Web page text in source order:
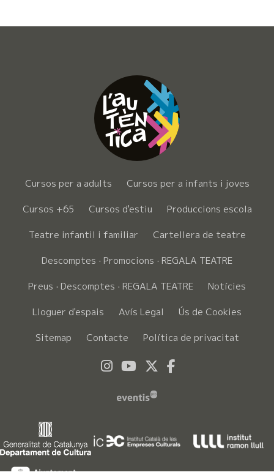
Cursos per a adults
Cursos per a infants i joves
Cursos +65
Cursos d'estiu
Produccions escola
Teatre infantil i familiar
Cartellera de teatre
Descomptes · Promocions · REGALA TEATRE
Preus · Descomptes · REGALA TEATRE
Notícies
Lloguer d'espais
Avís Legal
Ús de Cookies
Sitemap
Contacte Política de privacitat
Link a instagram
Link a youtube
Link a twitter